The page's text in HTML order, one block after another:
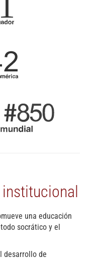
una educación
socrático y el
desarrollo de